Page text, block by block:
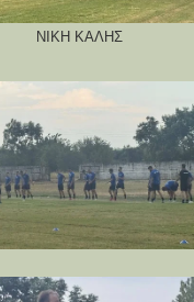
ΝΙΚΗ ΚΑΛΗΣ